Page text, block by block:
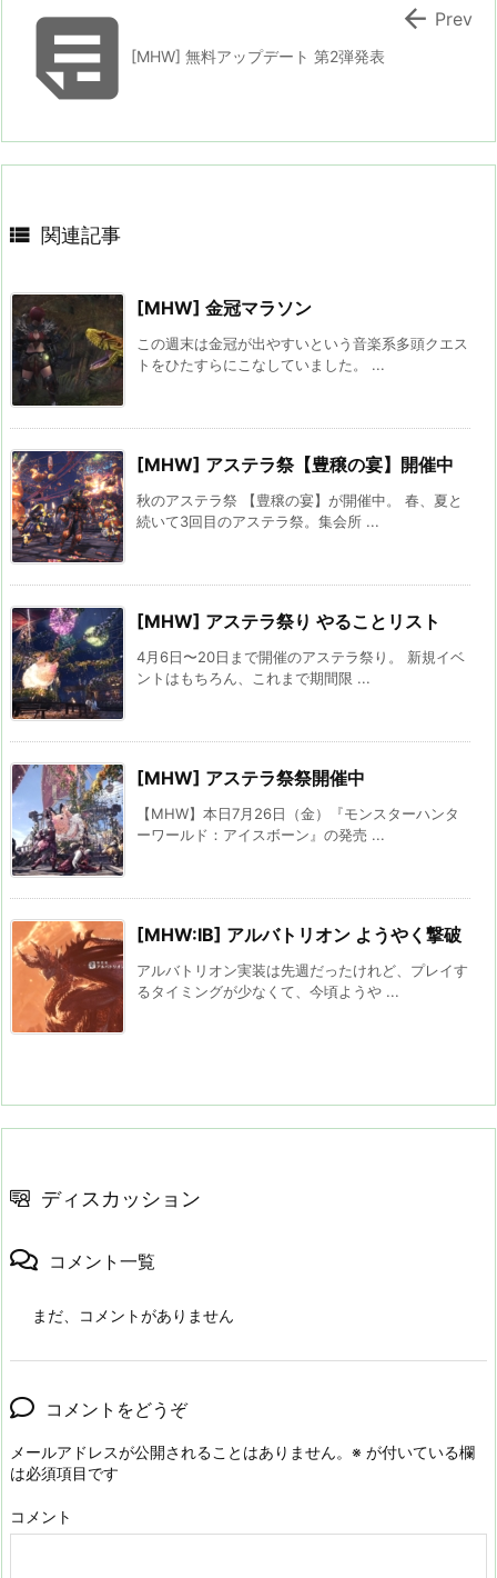
[MHW] 無料アップデート 第2弾発表
 Prev
 関連記事
[MHW] 金冠マラソン
この週末は金冠が出やすいという音楽系多頭クエス
トをひたすらにこなしていました。 ...
[MHW] アステラ祭【豊穣の宴】開催中
秋のアステラ祭 【豊穣の宴】が開催中。 春、夏と
続いて3回目のアステラ祭。集会所 ...
[MHW] アステラ祭り やることリスト
4月6日〜20日まで開催のアステラ祭り。 新規イベ
ントはもちろん、これまで期間限 ...
[MHW] アステラ祭祭開催中
【MHW】本日7月26日（金）『モンスターハンタ
ーワールド：アイスボーン』の発売 ...
[MHW:IB] アルバトリオン ようやく撃破
アルバトリオン実装は先週だったけれど、プレイす
るタイミングが少なくて、今頃ようや ...
ディスカッション
コメント一覧
まだ、コメントがありません
コメントをどうぞ
メールアドレスが公開されることはありません。 ※ が付いている欄
は必須項目です
コメント